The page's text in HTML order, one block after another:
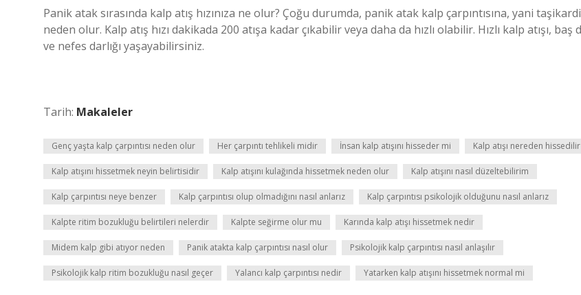
Panik atak sırasında kalp atış hızınıza ne olur? Çoğu durumda, panik atak kalp çarpıntısına, yani
neden olur. Kalp atış hızı dakikada 200 atışa kadar çıkabilir veya daha da hızlı olabilir. Hızlı kalp atışı, baş
ve nefes darlığı yaşayabilirsiniz.
Tarih: Makaleler
Genç yaşta kalp çarpıntısı neden olur Her çarpıntı tehlikeli midir İnsan kalp atışını hisseder mi Kalp atışı nereden hissedilir
Kalp atışını hissetmek neyin belirtisidir Kalp atışını kulağında hissetmek neden olur Kalp atışını nasıl düzeltebilirim
Kalp çarpıntısı neye benzer Kalp çarpıntısı olup olmadığını nasıl anlarız Kalp çarpıntısı psikolojik olduğunu nasıl anlarız
Kalpte ritim bozukluğu belirtileri nelerdir Kalpte seğirme olur mu Karında kalp atışı hissetmek nedir
Midem kalp gibi atıyor neden Panik atakta kalp çarpıntısı nasıl olur Psikolojik kalp çarpıntısı nasıl anlaşılır
Psikolojik kalp ritim bozukluğu nasıl geçer Yalancı kalp çarpıntısı nedir Yatarken kalp atışını hissetmek normal mi